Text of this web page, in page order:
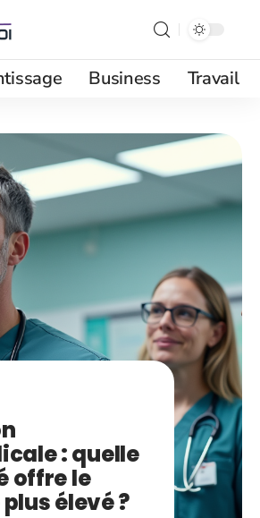
Business Travail
: quelle
offre le
élevé ?